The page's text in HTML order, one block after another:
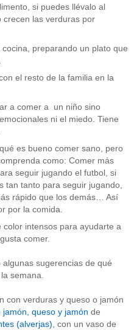
si puedes llévalo al
crecen las verduras por
preparando un plato que
el resto de la familia en la
a comer a un niño sino
ni el miedo. Tiene
es bueno comer sano, pero
como: Comer más
seguir jugando el futbol, si
tan tanto para seguir jugando,
rápido que los demás… Así
por la comida.
intensos para ayudarte a
comer.
algunas sugerencias de qué
semana.
con verduras y queso o jamón
jamón, queso y jamón de
(alverjas), con un vaso de